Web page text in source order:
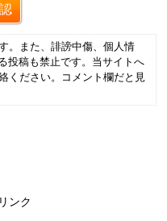
。また、誹謗中傷、個人情
投稿も禁止です。当サイトへ
ください。コメント欄だと見
ンク